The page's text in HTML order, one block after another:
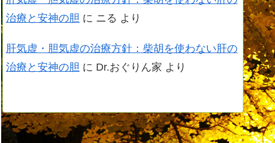
治療と安神の胆 に ニる より
肝気虚・胆気虚の治療方針：柴胡を使わない肝の
治療と安神の胆 に Dr.おぐりん家 より